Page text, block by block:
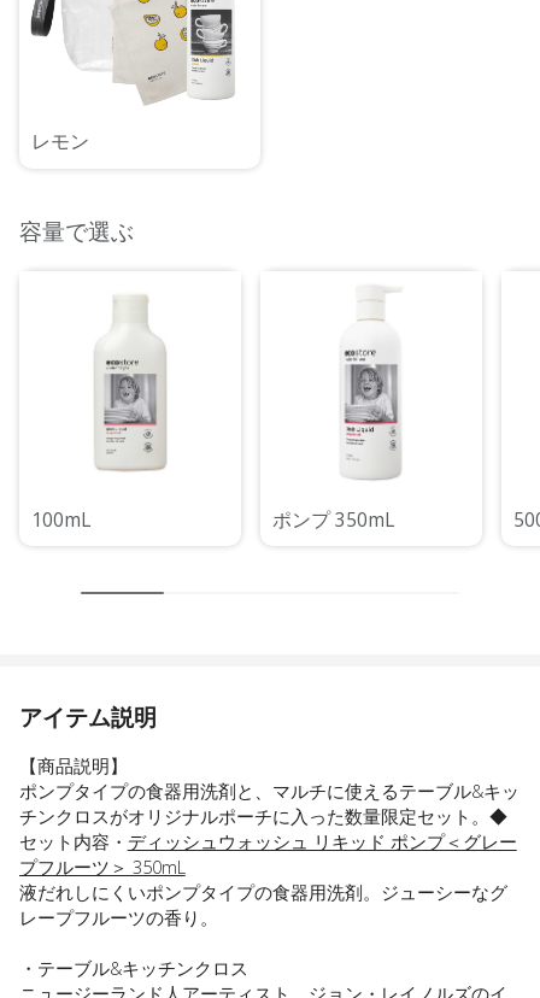
レモン
容量で選ぶ
100mL ポンプ 350mL
アイテム説明
【商品説明】
ポンプタイプの食器用洗剤と、マルチに使えるテーブル&キッ
チンクロスがオリジナルポーチに入った数量限定セット。◆
セット内容・ ディッシュウォッシュ リキッド ポンプ＜グレー
プフルーツ＞ 350mL
液だれしにくいポンプタイプの食器用洗剤。ジューシーなグ
レープフルーツの香り。
・テーブル&キッチンクロス